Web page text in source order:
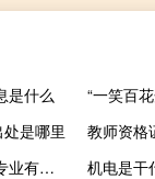
是什么
“一笑百
是哪里
教师资格
甘肃财贸职业学院的专业有哪些
机电是干